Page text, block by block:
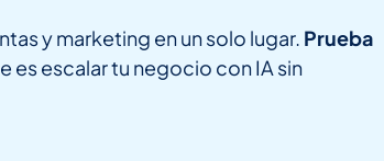
y marketing en un solo lugar. Prueba
es escalar tu negocio con IA sin